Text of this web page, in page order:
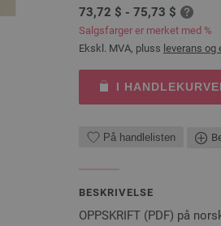
73,72 $ - 75,73 $
Salgsfarger er merket med %
Ekskl. MVA, pluss leverans
I
På handlelisten
BESKRIVELSE
OPPSKRIFT (PDF) på